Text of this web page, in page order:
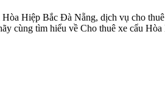
Hiệp Bắc Đà Nẵng, dịch vụ cho
cùng tìm hiểu về Cho thuê xe cẩu